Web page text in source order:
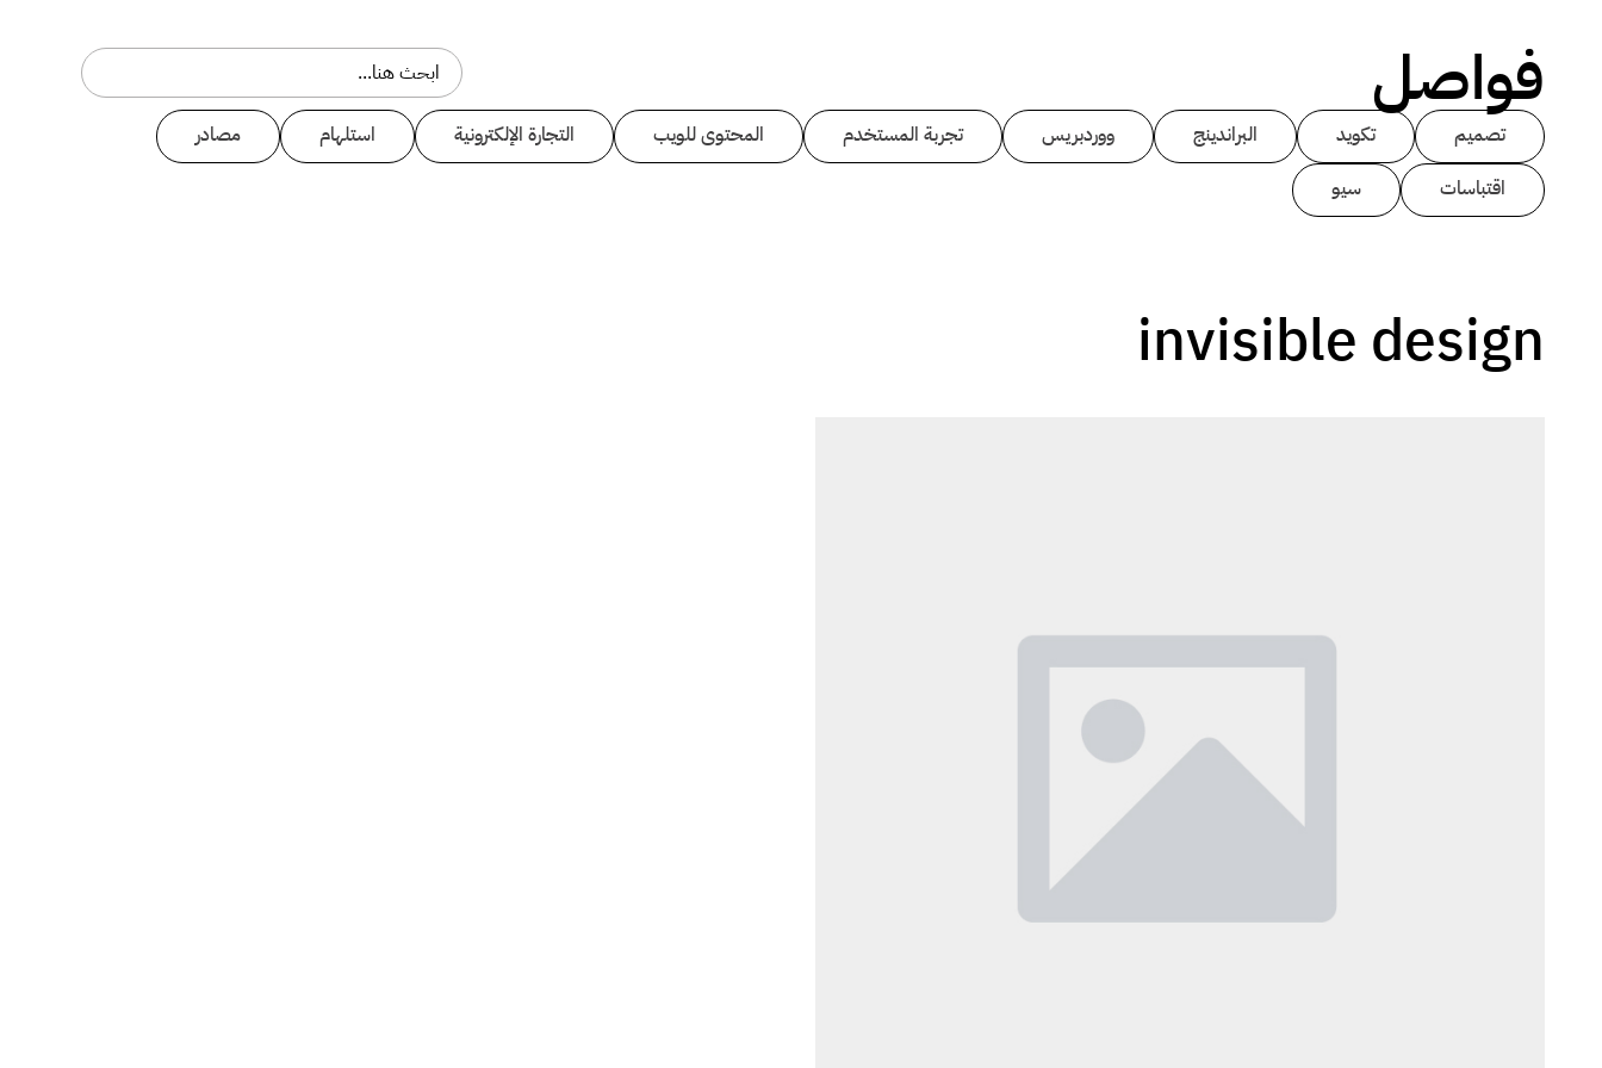
فواصل
تصميم تكويد البراندينج ووردبريس تجربة المستخدم المحتوى للويب التجارة الإلكترونية استلهام
مصادر
اقتباسات
سيو
invisible design